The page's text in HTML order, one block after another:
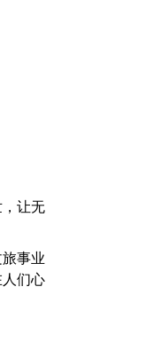
让无
事业
们心